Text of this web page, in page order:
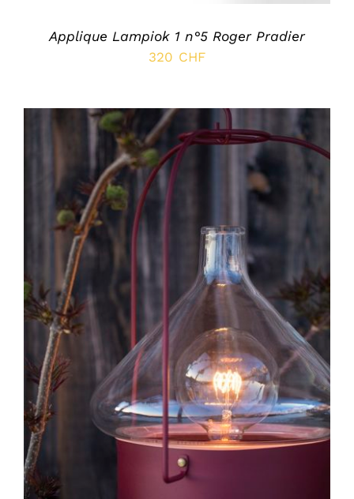
Applique Lampiok 1 n°5 Roger Pradier
320 CHF
SELECT OPTIONS
/
DÉTAILS